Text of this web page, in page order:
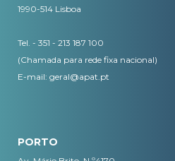
1990-514 Lisboa
Tel. - 351 - 213 187 100
(Chamada para rede fixa nacional)
E-mail: geral@apat.pt
PORTO